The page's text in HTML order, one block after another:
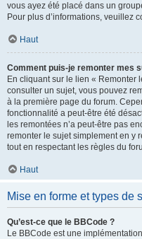
vous ayez été placé dans un
Pour plus d’informations, veuillez
Haut
Comment puis-je remonter mes
En cliquant sur le lien « Remonter
consulter un sujet, vous pouvez
à la première page du forum.
fonctionnalité a peut-être été
les remontées n’a peut-être pas
remonter le sujet simplement en y
tout en respectant les règles du
Haut
Mise en forme et types de
Qu’est-ce que le BBCode ?
Le BBCode est une